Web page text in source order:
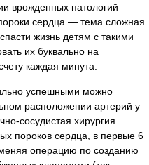
врожденных патологий
сердца — тема сложная
жизнь детям с такими
их буквально на
каждая минута.
успешными можно
расположении артерий у
сосудистая хирургия
пороков сердца, в первые 6
операцию по созданию